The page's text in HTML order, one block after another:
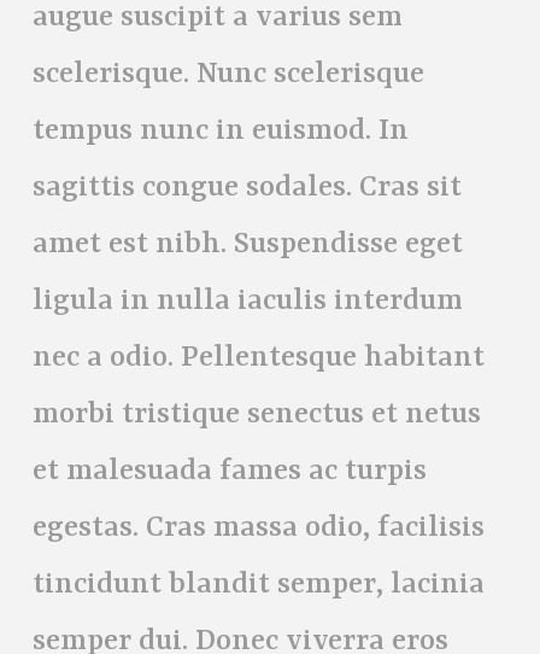
augue suscipit a varius sem
scelerisque. Nunc scelerisque
tempus nunc in euismod. In
sagittis congue sodales. Cras sit
amet est nibh. Suspendisse eget
ligula in nulla iaculis interdum
nec a odio. Pellentesque habitant
morbi tristique senectus et netus
et malesuada fames ac turpis
egestas. Cras massa odio, facilisis
tincidunt blandit semper, lacinia
semper dui. Donec viverra eros